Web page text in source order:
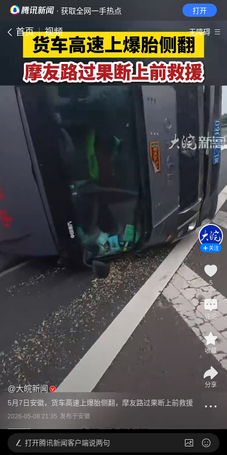
· 获取全网一手热点 打开
首页 视频 无障碍
@大皖新闻
5月7日安徽，货车高速上爆胎侧翻，摩友路过果断上前救援
2026-05-08 21:35 发布于安徽
关注
5
评论
收藏
分享
打开腾讯新闻客户端说两句